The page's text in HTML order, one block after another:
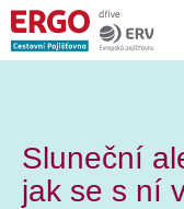
Sluneční
jak se s ní